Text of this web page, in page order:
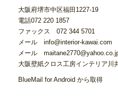
⁣大阪府堺市中区福田1227-19
電話072 220 1857
ファックス 072 344 5701
メール info@interior-kawai.com
メール
大阪壁紙クロス工房インテリア川
BlueMail for Android から取得 ​